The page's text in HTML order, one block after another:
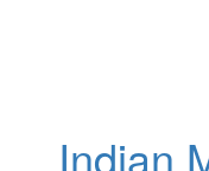
Indian